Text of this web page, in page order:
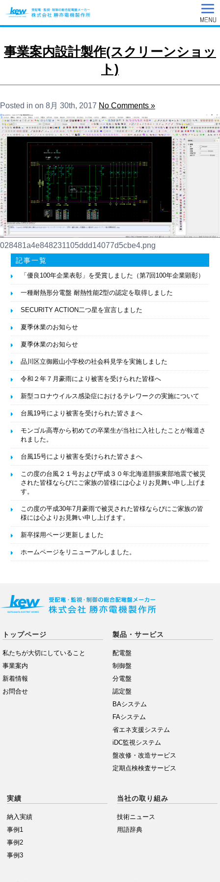
事業案内設計製作(スクリーンショッ
ト)
Posted in on 8月 30th, 2017 No Comments »
028481a4e848231105ddd14077d5cbe4.png
記事一覧
「優良100年企業表彰」を受賞しました（第7回100年企業顕彰）
一種耐熱形分電盤 耐熱性能2型の認定を取得しました
SECURITY ACTION二つ星を宣言しました
夏季休業のお知らせ
夏季休業のお知らせ
品川区立御殿山小学校の社会科見学を実施しました
令和２年７月豪雨により被害を受けられた皆様へ
新型コロナウイルス感染症におけるテレワークの実施について
台風19号により被害を受けられた皆さまへ
モンゴル高専から初めての卒業生が当社に入社したことが報道さ
れました。
台風15号により被害を受けられた皆さまへ
この度の台風２１号および平成３０年北海道胆振東部地震で被災
された皆様ならびにご家族の皆様には心よりお見舞い申し上げま
す。
この度の平成30年7月豪雨で被災された皆様ならびにご家族の皆
様には心よりお見舞い申し上げます。
新卒採用ページ更新しました
ホームページをリニューアルしました。
トップページ
私たちが大切にしていること
事業案内
新着情報
お問合せ
製品・サービス
配電盤
制御盤
分電盤
認定盤
BAシステム
FAシステム
省エネ支援システム
iDC監視システム
盤改修・改造サービス
定期点検検査サービス
実績
納入実績
事例1
事例2
事例3
当社の取り組み
技術ニュース
用語辞典